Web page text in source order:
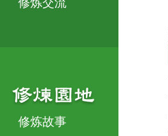
修炼故事